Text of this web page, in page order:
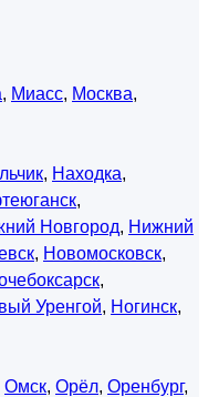
, Миасс, Москва,
, Находка,
,
Новгород, Нижний
, Новомосковск,
,
Уренгой, Ногинск,
Омск, Орёл, Оренбург,